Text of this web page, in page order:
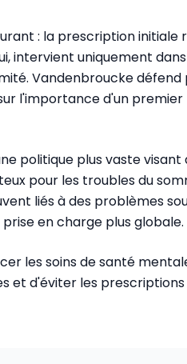
: la prescription initiale
intervient uniquement
Vandenbroucke défend
l'importance d'un
politique plus vaste
pour les troubles du
liés à des problèmes
en charge plus globale.
les soins de santé
et d'éviter les